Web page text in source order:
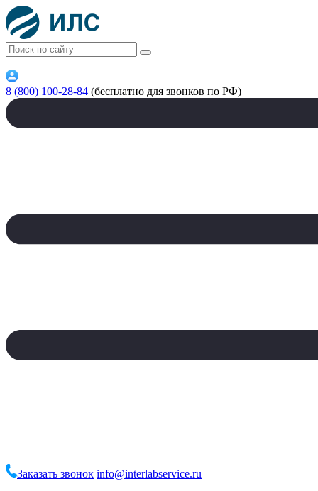
8 (800) 100-28-84 (бесплатно для звонков по РФ)
Заказать звонок info@interlabservice.ru